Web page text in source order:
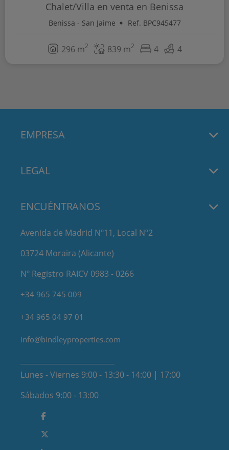
Chalet/Villa en venta en Benissa
Benissa - San Jaime Ref. BPC945477
296 m2 839 m2 4 4
EMPRESA
LEGAL
ENCUÉNTRANOS
Avenida de Madrid Nº11, Local Nº2
03724 Moraira (Alicante)
Nº Registro RAICV 0983 - 0266
+34 965 745 009
+34 965 04 97 01
info@bindleyproperties.com
Lunes - Viernes 9:00 - 13:30 - 14:00 | 17:00
Sábados 9:00 - 13:00